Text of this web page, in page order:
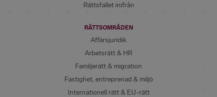
Rättsfallet inifrån
RÄTTSOMRÅDEN
Affärsjuridik
Arbetsrätt & HR
Familjerätt & migration
Fastighet, entreprenad & miljö
Internationell rätt & EU-rätt